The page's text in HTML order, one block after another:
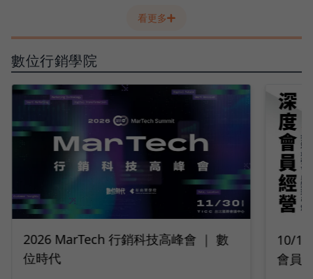
看更多
數位行銷學院
10/14 深度會員經營｜2026 打造最強
會員變現引擎
9/22
隊工